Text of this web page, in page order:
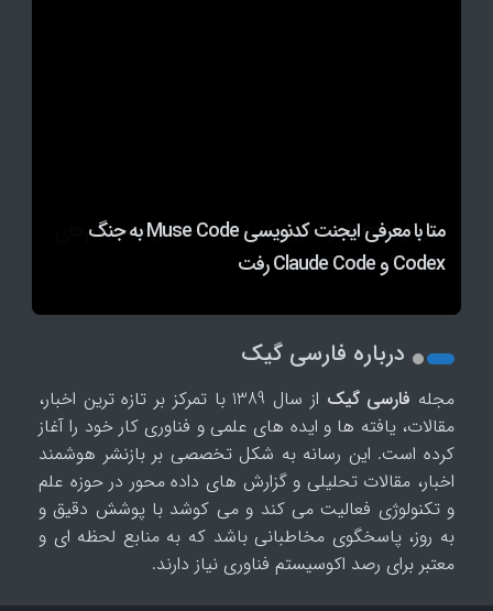
پس از OpenAI و آنتروپیک، ایجنت متا نیز به سیستم‌های
یک شرکت نفوذ کرد
متا با معرفی ایجنت کدنویسی Muse Code به جنگ
Codex و Claude Code رفت
کاربران پرمصرف Siri AI شاید مجبور به خرید اشتراک شوند
پیشرفت‌های هوش مصنوعی چین چگونه باعث دو
دستگی در دره سیلیکون و دولت ترامپ شد؟
درباره فارسی گیک
مجله فارسی گیک
از سال 1389 با تمرکز بر تازه ترین اخبار،
مقالات، یافته ها و ایده های علمی و فناوری کار خود را آغاز
کرده است. این رسانه به شکل تخصصی بر بازنشر هوشمند
اخبار، مقالات تحلیلی و گزارش های داده محور در حوزه علم
و تکنولوژی فعالیت می کند و می کوشد با پوشش دقیق و
به روز، پاسخگوی مخاطبانی باشد که به منابع لحظه ای و
معتبر برای رصد اکوسیستم فناوری نیاز دارند.